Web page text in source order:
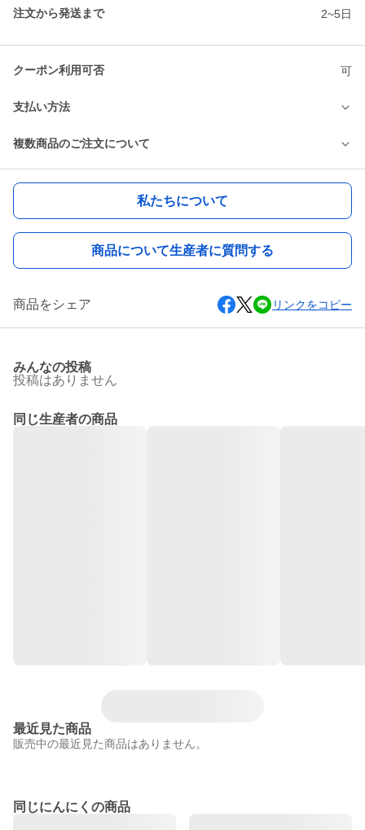
注文から発送まで 2~5日
クーポン利用可否 可
支払い方法
複数商品のご注文について
私たちについて
商品について生産者に質問する
商品をシェア リンクをコピー
みんなの投稿
投稿はありません
同じ生産者の商品
最近見た商品
販売中の最近見た商品はありません。
同じにんにくの商品